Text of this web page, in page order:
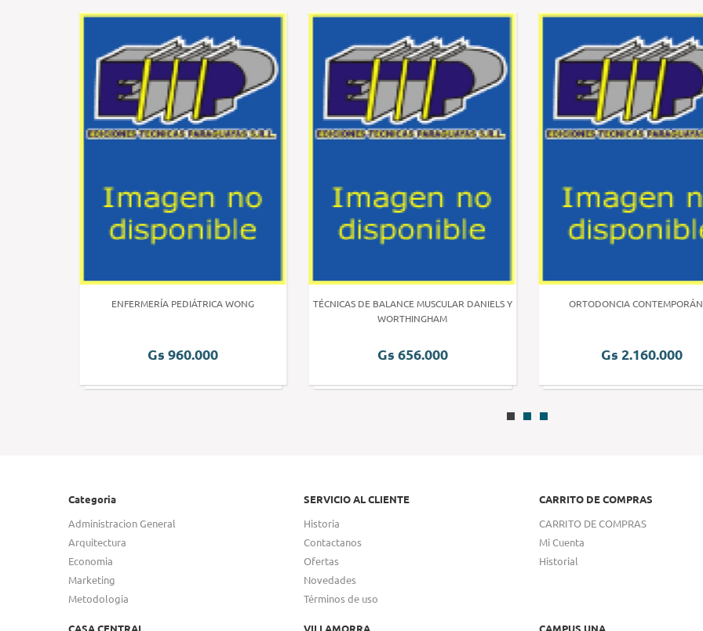
ENFERMERÍA PEDIÁTRICA WONG
Gs 960.000
TÉCNICAS DE BALANCE MUSCULAR DANIELS Y
WORTHINGHAM
Gs 656.000
ORTODONCIA
Gs 2.160.000
Categoria
Administracion General
Arquitectura
Economia
Marketing
Metodologia
SERVICIO AL CLIENTE
Historia
Contactanos
Ofertas
Novedades
Términos de uso
CARRITO DE COMPRAS
CARRITO DE COMPRAS
Mi Cuenta
Historial
CASA CENTRAL VILLAMORRA CAMPUS UNA